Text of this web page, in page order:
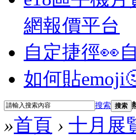
網報價平台
自定捷徑👀
如何貼
搜索 搜索
»首頁 › 十月展